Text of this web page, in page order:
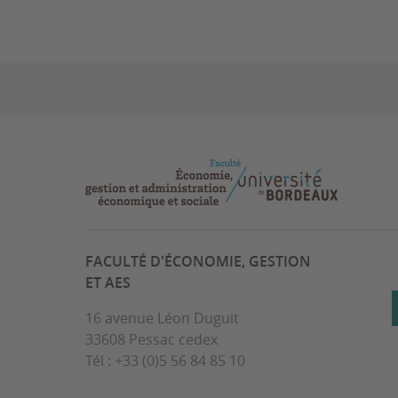
FACULTÉ D'ÉCONOMIE, GESTION
ET AES
16 avenue Léon Duguit
33608 Pessac cedex
Tél : +33 (0)5 56 84 85 10